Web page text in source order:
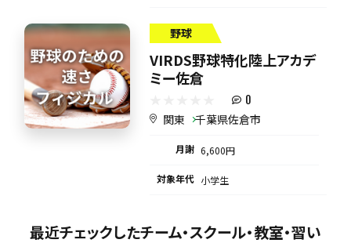
野球
VIRDS野球特化陸上アカデ
ミー佐倉
0
関東 千葉県佐倉市
月謝 6,600円
対象年代 小学生
最近チェックしたチーム・スクール・教室・習い